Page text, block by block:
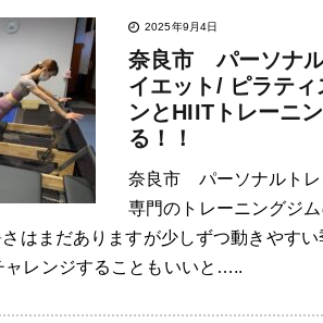
2025年9月4日
奈良市 パーソナ
イエット/ ピラテ
ンとHIITトレーニ
る！！
奈良市 パーソナルトレ
専門のトレーニングジ
はまだありますが少しずつ動きやす
ャレンジすることもいいと…..